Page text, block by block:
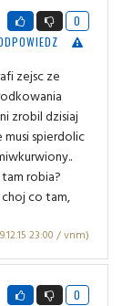
0
zejsc ze
zrobil dzisiaj
spierdolic
robia?
co tam,
23:00 / vnm)
0